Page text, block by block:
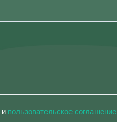
и пользовательское соглашение